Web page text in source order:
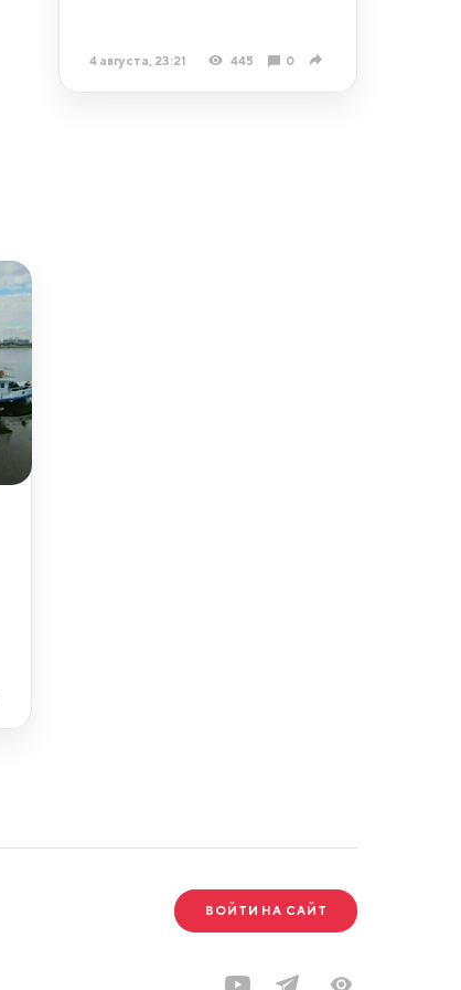
4 августа, 23:21 445 0
ВОЙТИ НА САЙТ